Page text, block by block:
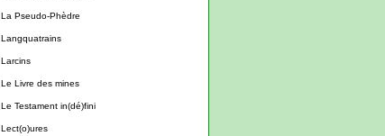
La Pseudo-Phèdre
Langquatrains
Larcins
Le Livre des mines
Le Testament in(dé)fini
Lect(o)ures